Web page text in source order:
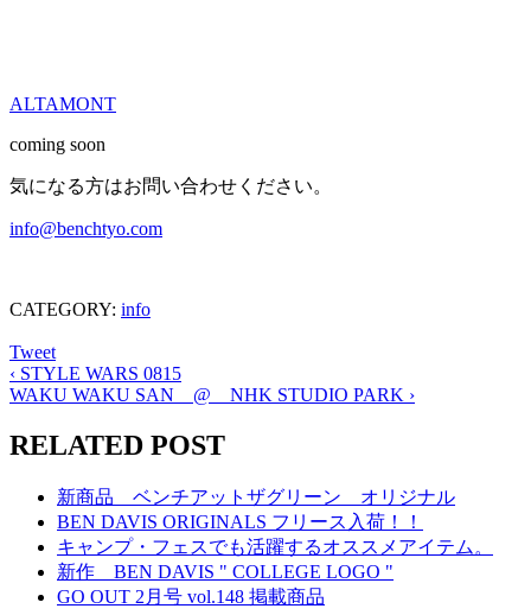
ALTAMONT
coming soon
気になる方はお問い合わせください。
info@benchtyo.com
CATEGORY: info
Tweet
‹ STYLE WARS 0815
WAKU WAKU SAN @ NHK STUDIO PARK ›
RELATED POST
新商品 ベンチアットザグリーン オリジナル
BEN DAVIS ORIGINALS フリース入荷！！
キャンプ・フェスでも活躍するオススメアイテム。
新作 BEN DAVIS " COLLEGE LOGO "
GO OUT 2月号 vol.148 掲載商品